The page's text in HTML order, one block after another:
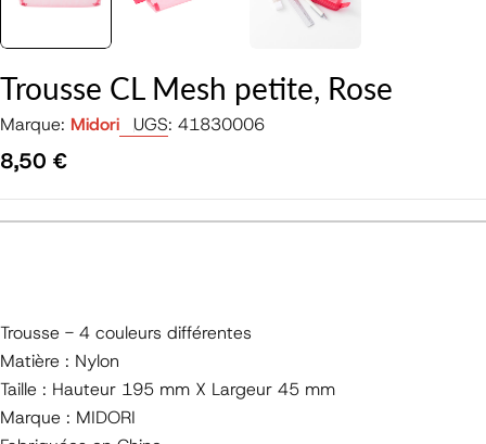
Trousse CL Mesh petite, Rose
Marque: Midori UGS: 41830006
Prix
régulier
8,50 €
Trousse - 4 couleurs différentes
Matière : Nylon
Taille : Hauteur 195 mm X Largeur 45 mm
Marque : MIDORI